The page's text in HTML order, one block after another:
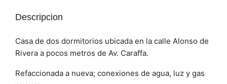
Descripcion
Casa de dos dormitorios ubicada en la calle Alonso de
Rivera a pocos metros de Av. Caraffa.
Refaccionada a nueva; conexiones de agua, luz y gas